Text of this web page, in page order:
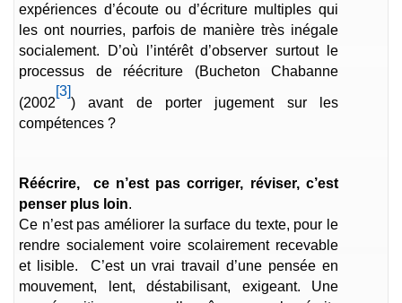
expériences d’écoute ou d’écriture multiples qui
les ont nourries, parfois de manière très inégale
socialement. D’où l’intérêt d’observer surtout le
processus de réécriture (Bucheton Chabanne
(2002
[3]
) avant de porter jugement sur les
compétences ?
Réécrire, ce n’est pas corriger, réviser, c’est
penser plus loin.
Ce n’est pas améliorer la surface du texte, pour le
rendre socialement voire scolairement recevable
et lisible. C’est un vrai travail d’une pensée en
mouvement, lent, déstabilisant, exigeant. Une